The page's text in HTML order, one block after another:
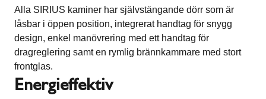
Alla SIRIUS kaminer har självstängande dörr som är
låsbar i öppen position, integrerat handtag för snygg
design, enkel manövrering med ett handtag för
dragreglering samt en rymlig brännkammare med stort
frontglas.
Energieffektiv